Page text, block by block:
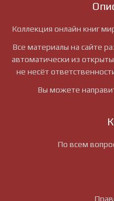
Коллекция онлайн книг
Все материалы на сайте
автоматически из
не несёт
Вы можете
По всем